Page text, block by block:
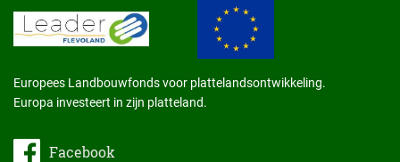
Europees Landbouwfonds voor plattelandsontwikkeling.
Europa investeert in zijn platteland.
Facebook